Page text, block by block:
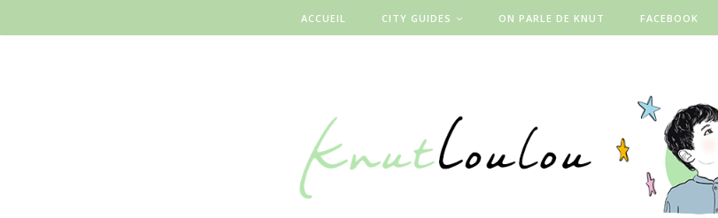
ACCUEIL CITY GUIDES ON PARLE DE KNUT FACEBOOK